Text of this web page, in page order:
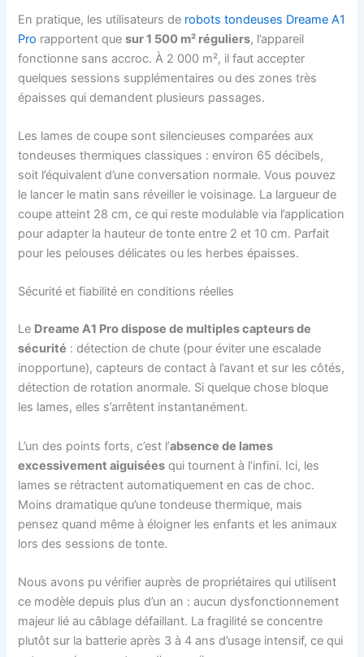
En pratique, les utilisateurs de robots tondeuses Dreame A1
Pro rapportent quesur 1 500 m² réguliers, l’appareil
fonctionne sans accroc. À 2 000 m², il faut accepter
quelques sessions supplémentaires ou des zones très
épaisses qui demandent plusieurs passages.
Les lames de coupe sont silencieuses comparées aux
tondeuses thermiques classiques : environ 65 décibels,
soit l’équivalent d’une conversation normale. Vous pouvez
le lancer le matin sans réveiller le voisinage. La largueur de
coupe atteint 28 cm, ce qui reste modulable via l’application
pour adapter la hauteur de tonte entre 2 et 10 cm. Parfait
pour les pelouses délicates ou les herbes épaisses.
Sécurité et fiabilité en conditions réelles
Le Dreame A1 Pro dispose de multiples capteurs de
sécurité : détection de chute (pour éviter une escalade
inopportune), capteurs de contact à l’avant et sur les côtés,
détection de rotation anormale. Si quelque chose bloque
les lames, elles s’arrêtent instantanément.
L’un des points forts, c’est l’absence de lames
excessivement aiguisées qui tournent à l’infini. Ici, les
lames se rétractent automatiquement en cas de choc.
Moins dramatique qu’une tondeuse thermique, mais
pensez quand même à éloigner les enfants et les animaux
lors des sessions de tonte.
Nous avons pu vérifier auprès de propriétaires qui utilisent
ce modèle depuis plus d’un an : aucun dysfonctionnement
majeur lié au câblage défaillant. La fragilité se concentre
plutôt sur la batterie après 3 à 4 ans d’usage intensif, ce qui